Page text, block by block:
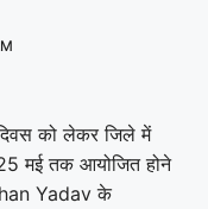
दिवस को लेकर जिले में
मई तक आयोजित होने
Yadavके